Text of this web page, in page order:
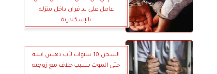
عامل على يد فران داخل منزله
بالإسكندرية
السجن 10 سنوات لأب دهس ابنته
حتى الموت بسبب خلاف مع زوجته